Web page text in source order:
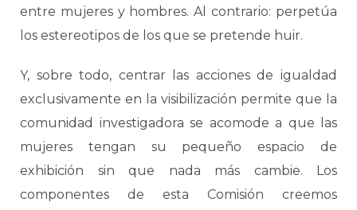
entre mujeres y hombres. Al contrario: perpetúa
los estereotipos de los que se pretende huir.
Y, sobre todo, centrar las acciones de igualdad
exclusivamente en la visibilización permite que la
comunidad investigadora se acomode a que las
mujeres tengan su pequeño espacio de
exhibición sin que nada más cambie. Los
componentes de esta Comisión creemos